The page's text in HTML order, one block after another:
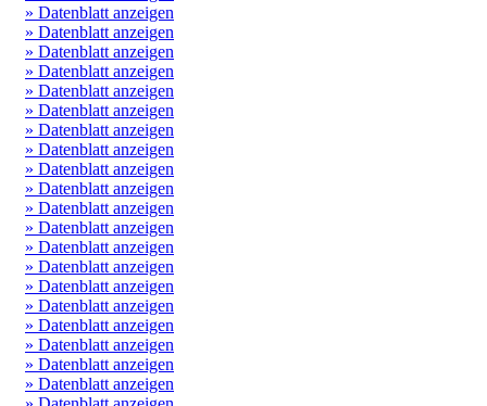
» Datenblatt anzeigen
» Datenblatt anzeigen
» Datenblatt anzeigen
» Datenblatt anzeigen
» Datenblatt anzeigen
» Datenblatt anzeigen
» Datenblatt anzeigen
» Datenblatt anzeigen
» Datenblatt anzeigen
» Datenblatt anzeigen
» Datenblatt anzeigen
» Datenblatt anzeigen
» Datenblatt anzeigen
» Datenblatt anzeigen
» Datenblatt anzeigen
» Datenblatt anzeigen
» Datenblatt anzeigen
» Datenblatt anzeigen
» Datenblatt anzeigen
» Datenblatt anzeigen